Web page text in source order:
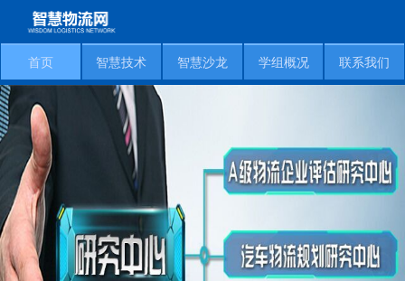
首页 智慧技术 智慧沙龙 学组概况 联系我们